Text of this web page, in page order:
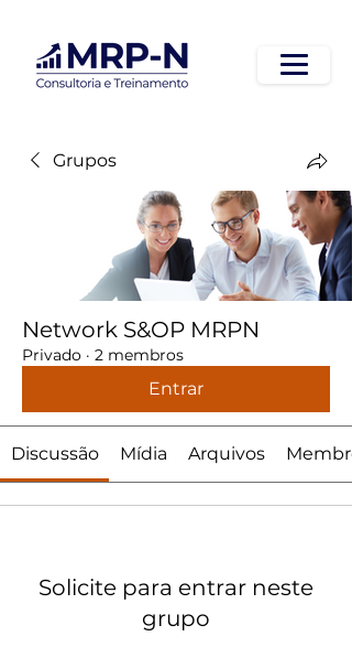
Grupos
Network S&OP MRPN
Privado · 2 membros
Entrar
Discussão Mídia Arquivos
Solicite para entrar neste
grupo